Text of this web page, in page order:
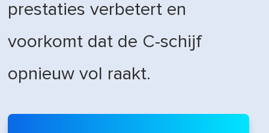
prestaties verbetert en
voorkomt dat de C-schijf
opnieuw vol raakt.